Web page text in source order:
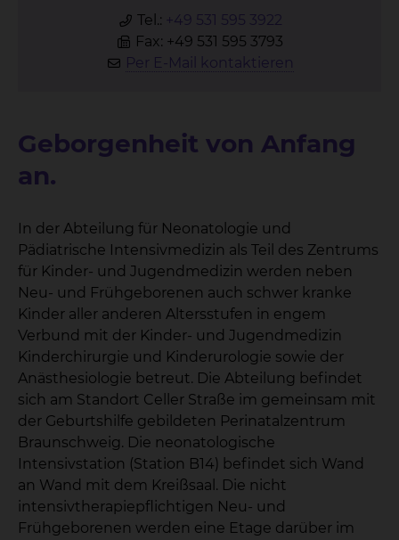
Tel.: +49 531 595 3922
Fax: +49 531 595 3793
Per E-Mail kontaktieren
Geborgenheit von Anfang
an.
In der Abteilung für Neonatologie und
Pädiatrische Intensivmedizin als Teil des Zentrums
für Kinder- und Jugendmedizin werden neben
Neu- und Frühgeborenen auch schwer kranke
Kinder aller anderen Altersstufen in engem
Verbund mit der Kinder- und Jugendmedizin
Kinderchirurgie und Kinderurologie sowie der
Anästhesiologie betreut. Die Abteilung befindet
sich am Standort Celler Straße im gemeinsam mit
der Geburtshilfe gebildeten Perinatalzentrum
Braunschweig. Die neonatologische
Intensivstation (Station B14) befindet sich Wand
an Wand mit dem Kreißsaal. Die nicht
intensivtherapiepflichtigen Neu- und
Frühgeborenen werden eine Etage darüber im